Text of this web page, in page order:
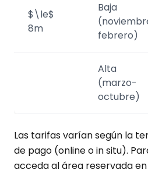
$\le$
8m
Baja
febrero)
Alta
(marzo-
octubre)
Las tarifas varían según la
de pago (online o in situ).
acceda al área reservada